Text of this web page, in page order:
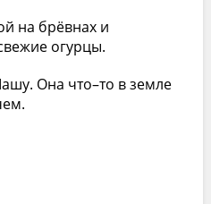
на брёвнах и
огурцы.
Она что–то в земле